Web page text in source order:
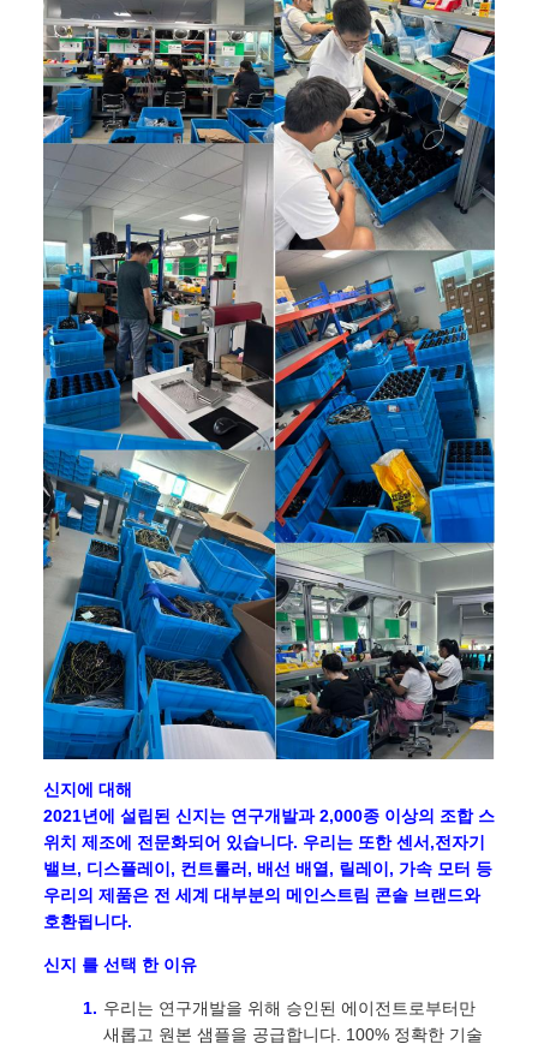
신지에 대해
2021년에 설립된 신지는 연구개발과 2,000종 이상의 조합 스
위치 제조에 전문화되어 있습니다. 우리는 또한 센서,전자기
밸브, 디스플레이, 컨트롤러, 배선 배열, 릴레이, 가속 모터 등
우리의 제품은 전 세계 대부분의 메인스트림 콘솔 브랜드와
호환됩니다.
신지 를 선택 한 이유
우리는 연구개발을 위해 승인된 에이전트로부터만
새롭고 원본 샘플을 공급합니다. 100% 정확한 기술